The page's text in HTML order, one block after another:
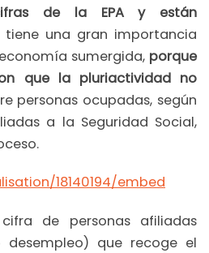
de la EPA y están
tiene una gran importancia
sumergida, porque
que la pluriactividad no
personas ocupadas, según
a la Seguridad Social,
18140194/embed
de personas afiliadas
que recoge el